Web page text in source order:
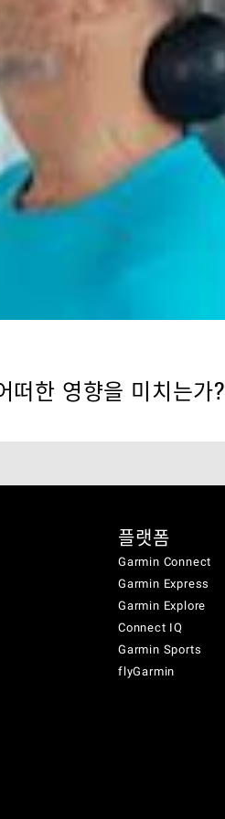
떠한 영향을 미치는가?
플랫폼
Garmin Connect
Garmin Express
Garmin Explore
Connect IQ
Garmin Sports
flyGarmin